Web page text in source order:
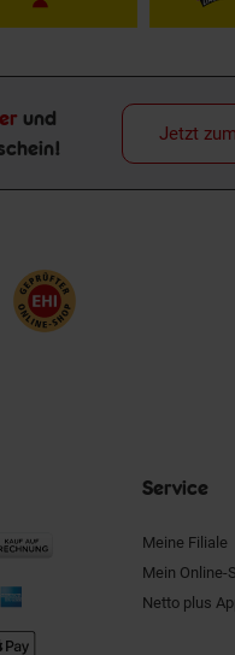
und
Jetzt
Service
Meine Filiale
Mein Online-
Netto plus